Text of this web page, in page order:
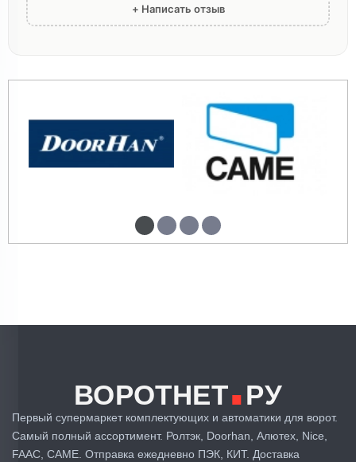
+ Написать отзыв
ВОРОТНЕТ.РУ
Первый супермаркет комплектующих и автоматики для ворот.
Самый полный ассортимент. Ролтэк, Doorhan, Алютех, Nice,
FAAC, CAME. Отправка ежедневно ПЭК, КИТ. Доставка